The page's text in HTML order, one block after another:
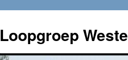
Loopgroep